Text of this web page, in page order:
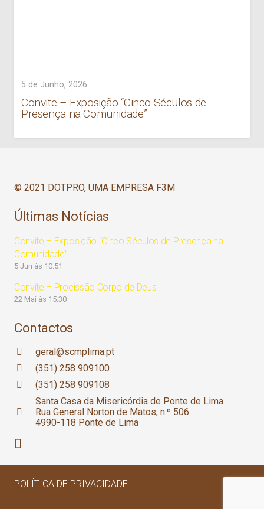
5 de Junho, 2026
Convite – Exposição “Cinco Séculos de
Presença na Comunidade”
© 2021 DOTPRO, UMA EMPRESA F3M
Últimas Notícias
Convite – Exposição “Cinco Séculos de Presença na
Comunidade”
5 Jun às 10:51
Convite – Procissão Corpo de Deus
22 Mai às 15:30
Contactos
geral@scmplima.pt
(351) 258 909100
(351) 258 909108
Santa Casa da Misericórdia de Ponte de Lima
Rua General Norton de Matos, n.º 506
4990-118 Ponte de Lima
POLÍTICA DE PRIVACIDADE